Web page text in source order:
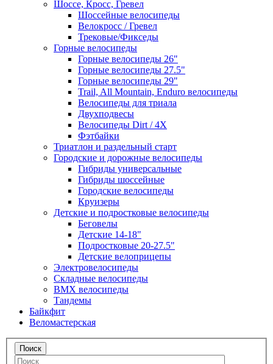
Шоссе, Кросс, Гревел
Шоссейные велосипеды
Велокросс / Гревел
Трековые/Фикседы
Горные велосипеды
Горные велосипеды 26"
Горные велосипеды 27.5"
Горные велосипеды 29"
Trail, All Mountain, Enduro велосипеды
Велосипеды для триала
Двухподвесы
Велосипеды Dirt / 4X
Фэтбайки
Триатлон и раздельный старт
Городские и дорожные велосипеды
Гибриды универсальные
Гибриды шоссейные
Городские велосипеды
Круизеры
Детские и подростковые велосипеды
Беговелы
Детские 14-18"
Подростковые 20-27.5"
Детские велоприцепы
Электровелосипеды
Складные велосипеды
BMX велосипеды
Тандемы
Байкфит
Веломастерская